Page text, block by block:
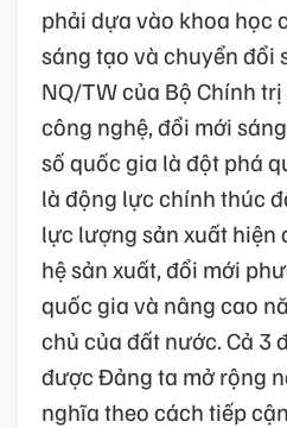
phải dựa vào khoa học
sáng tạo và chuyển đổi
NQ/TW của Bộ Chính
công nghệ, đổi mới
số quốc gia là đột phá
là động lực chính thúc
lực lượng sản xuất hiện
hệ sản xuất, đổi mới
quốc gia và nâng cao
chủ của đất nước. Cả 3
được Đảng ta mở rộng
nghĩa theo cách tiếp